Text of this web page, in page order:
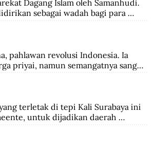
Dagang Islam oleh Samanhudi.
sebagai wadah bagi para
di Surakarta. Organisasi ini
pertama yang lahir dari
menentang politik kekuasaan
pahlawan revolusi Indonesia. Ia
priyai, namun semangatnya sangat
kemerdekaan dari
terletak di tepi Kali Surabaya ini
untuk dijadikan daerah